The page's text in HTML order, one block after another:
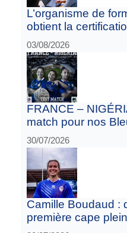
L’organisme de
obtient la
03/08/2026
FRANCE –
match pour nos
30/07/2026
Camille Boudaud :
première cape